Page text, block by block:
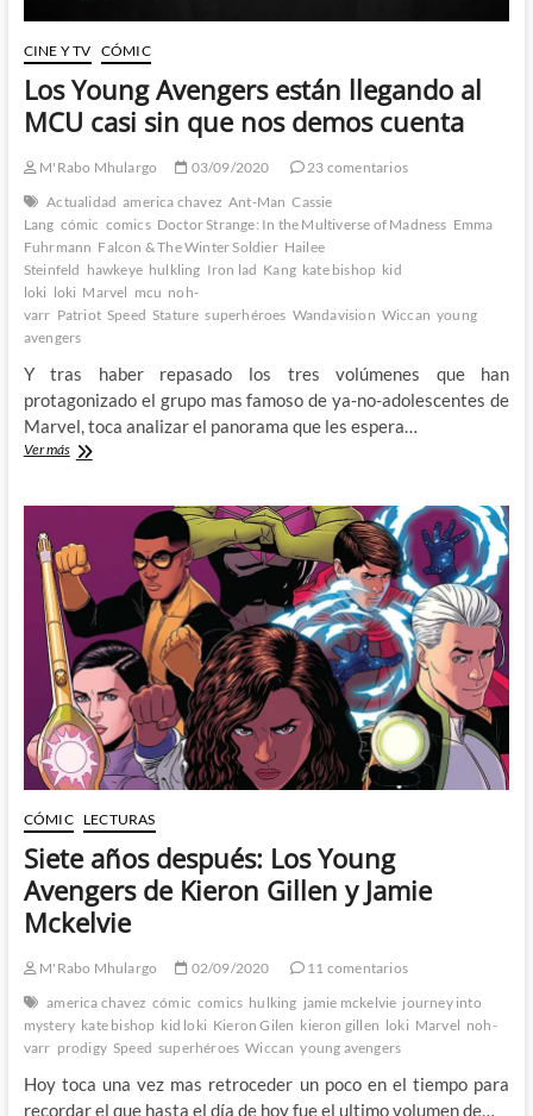
CINE Y TV CÓMIC
Los Young Avengers están llegando al
MCU casi sin que nos demos cuenta
M'Rabo Mhulargo 03/09/2020
23 comentarios
Actualidad america chavez Ant-Man Cassie
Lang cómic comics Doctor Strange: In the Multiverse of Madness Emma
Fuhrmann Falcon & The Winter Soldier Hailee
Steinfeld hawkeye hulkling Iron lad Kang kate bishop kid
loki loki Marvel mcu noh-
varr Patriot Speed Stature superhéroes Wandavision Wiccan young
avengers
Y tras haber repasado los tres volúmenes que han
protagonizado el grupo mas famoso de ya-no-adolescentes de
Marvel, toca analizar el panorama que les espera…
Ver másLos
están
al
MCU
casi
sin
que
nos
demos
cuenta
CÓMIC LECTURAS
Siete años después: Los Young
Avengers de Kieron Gillen y Jamie
Mckelvie
M'Rabo Mhulargo 02/09/2020
11 comentarios
america chavez cómic comics hulking jamie mckelvie journey into
mystery kate bishop kid loki Kieron Gilen kieron gillen loki Marvel noh-
varr prodigy Speed superhéroes Wiccan young avengers
Hoy toca una vez mas retroceder un poco en el tiempo para
recordar el que hasta el día de hoy fue el ultimo volumen de…